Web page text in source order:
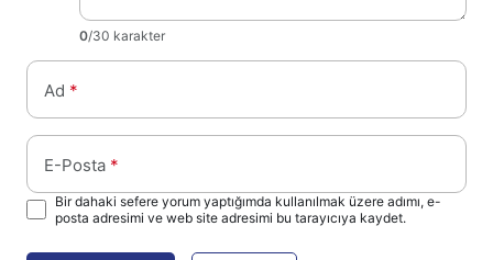
0/30 karakter
Ad *
E-Posta *
Bir dahaki sefere yorum yaptığımda kullanılmak üzere adımı, e-
posta adresimi ve web site adresimi bu tarayıcıya kaydet.